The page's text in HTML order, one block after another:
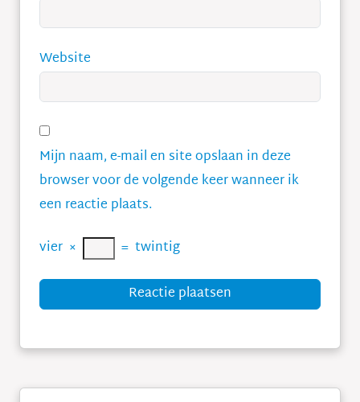
Website
Mijn naam, e-mail en site opslaan in deze
browser voor de volgende keer wanneer ik
een reactie plaats.
vier × = twintig
Reactie plaatsen